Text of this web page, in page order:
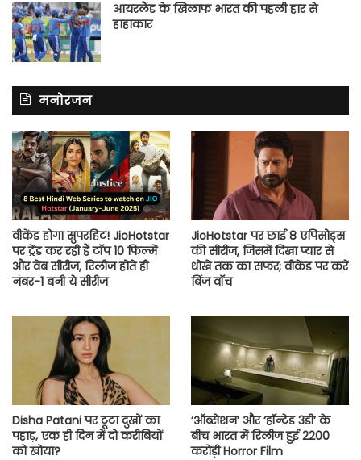
आयरलैंड के खिलाफ भारत की पहली हार से
हाहाकार
मनोरंजन
वीकेंड होगा सुपरहिट! JioHotstar
पर ट्रेंड कर रही हैं टॉप 10 फिल्में
और वेब सीरीज, रिलीज होते ही
नंबर-1 बनी ये सीरीज
JioHotstar पर छाई 8 एपिसोड्स
की सीरीज, जिसमें दिखा प्यार से
धोखे तक का सफर; वीकेंड पर करें
बिंज वॉच
Disha Patani पर टूटा दुखों का
पहाड़, एक ही दिन में दो करीबियों
को खोया?
‘ऑब्सेशन’ और ‘हॉन्टेड 3डी’ के
बीच भारत में रिलीज हुई 2200
करोड़ी Horror Film